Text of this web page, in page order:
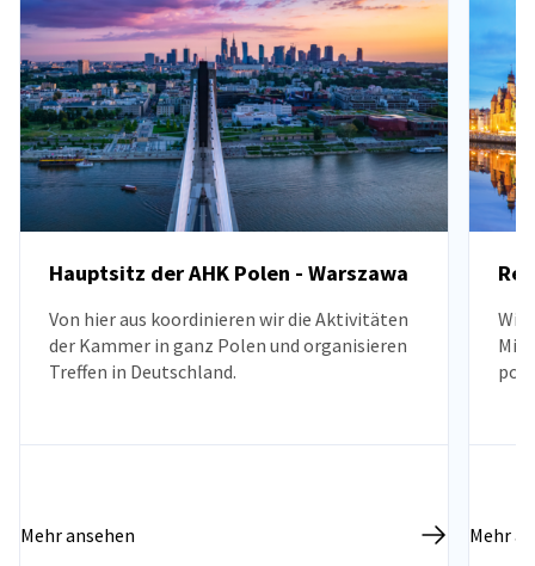
Hauptsitz der AHK Polen - Warszawa
Von hier aus koordinieren wir die Aktivitäten
der Kammer in ganz Polen und organisieren
Treffen in Deutschland.
Mehr ansehen
Wir
Mehr